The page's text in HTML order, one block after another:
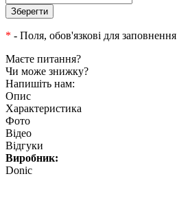
* - Поля, обов'язкові для заповнення
Маєте питання?
Чи може знижку?
Напишіть нам:
Опис
Характеристика
Фото
Відео
Відгуки
Виробник:
Donic